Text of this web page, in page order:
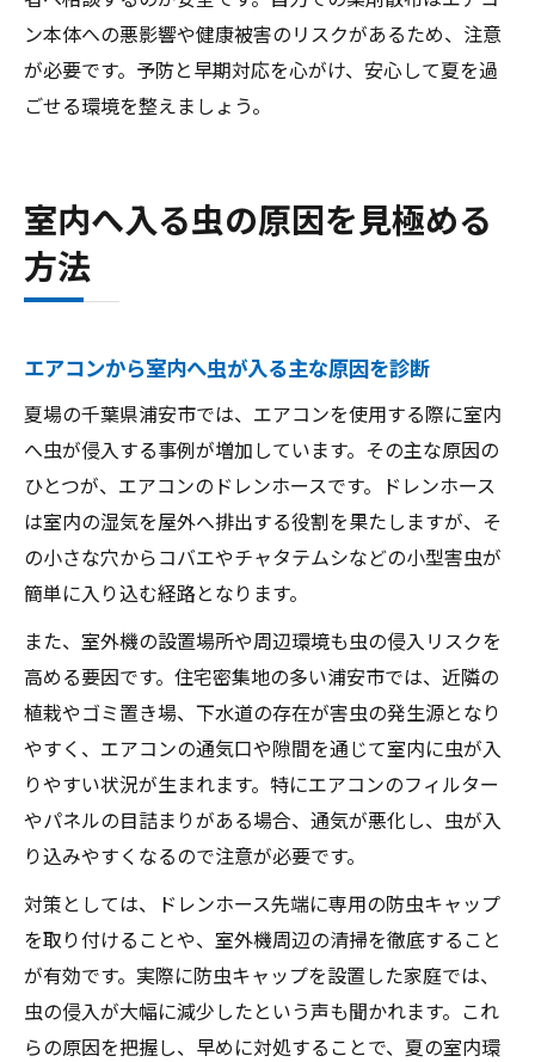
ン本体への悪影響や健康被害のリスクがあるため、注意
が必要です。予防と早期対応を心がけ、安心して夏を過
ごせる環境を整えましょう。
室内へ入る虫の原因を見極める
方法
エアコンから室内へ虫が入る主な原因を診断
夏場の千葉県浦安市では、エアコンを使用する際に室内
へ虫が侵入する事例が増加しています。その主な原因の
ひとつが、エアコンのドレンホースです。ドレンホース
は室内の湿気を屋外へ排出する役割を果たしますが、そ
の小さな穴からコバエやチャタテムシなどの小型害虫が
簡単に入り込む経路となります。
また、室外機の設置場所や周辺環境も虫の侵入リスクを
高める要因です。住宅密集地の多い浦安市では、近隣の
植栽やゴミ置き場、下水道の存在が害虫の発生源となり
やすく、エアコンの通気口や隙間を通じて室内に虫が入
りやすい状況が生まれます。特にエアコンのフィルター
やパネルの目詰まりがある場合、通気が悪化し、虫が入
り込みやすくなるので注意が必要です。
対策としては、ドレンホース先端に専用の防虫キャップ
を取り付けることや、室外機周辺の清掃を徹底すること
が有効です。実際に防虫キャップを設置した家庭では、
虫の侵入が大幅に減少したという声も聞かれます。これ
らの原因を把握し、早めに対処することで、夏の室内環